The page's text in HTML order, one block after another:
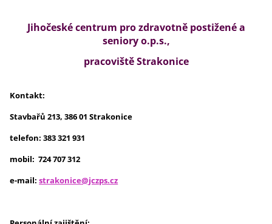
Jihočeské centrum pro zdravotně postižené a
seniory o.p.s.,
pracoviště Strakonice
Kontakt:
Stavbařů 213, 386 01 Strakonice
telefon: 383 321 931
mobil: 724 707 312
e-mail: strakonice@jczps.cz